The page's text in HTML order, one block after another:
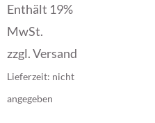
Enthält 19%
MwSt.
zzgl.Versand
Lieferzeit: nicht
angegeben